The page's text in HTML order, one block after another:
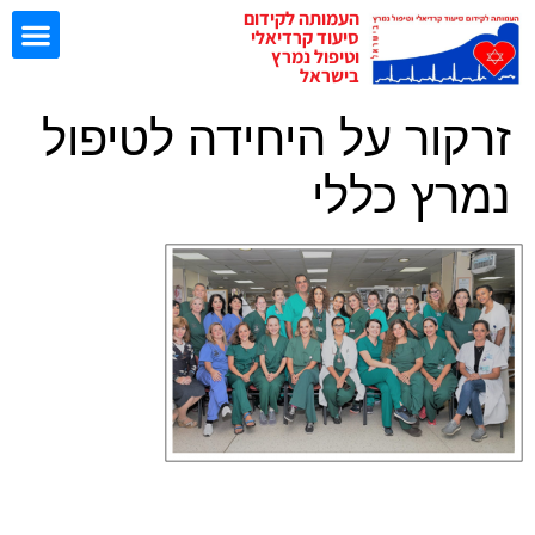
העמותה לקידום
סיעוד קרדיאלי
וטיפול נמרץ
בישראל
זרקור על היחידה לטיפול
נמרץ כללי